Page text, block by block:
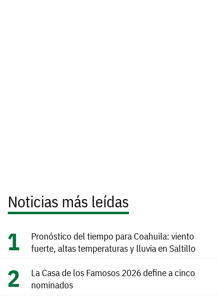
Noticias más leídas
Pronóstico del tiempo para Coahuila: viento
fuerte, altas temperaturas y lluvia en Saltillo
La Casa de los Famosos 2026 define a cinco
nominados